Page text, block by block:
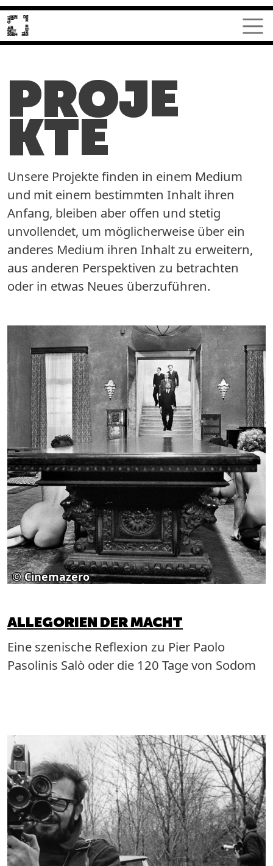
Direkt zum Inhalt
PROJE
KTE
Unsere Projekte finden in einem Medium
und mit einem bestimmten Inhalt ihren
Anfang, bleiben aber offen und stetig
unvollendet, um möglicherweise über ein
anderes Medium ihren Inhalt zu erweitern,
aus anderen Perspektiven zu betrachten
oder in etwas Neues überzuführen.
© Cinemazero
ALLEGORIEN DER MACHT
Eine szenische Reflexion zu Pier Paolo
Pasolinis Salò oder die 120 Tage von Sodom